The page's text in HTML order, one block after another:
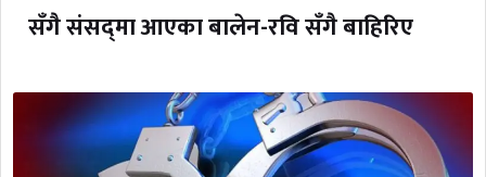
सँगै संसद्‌मा आएका बालेन-रवि सँगै बाहिरिए